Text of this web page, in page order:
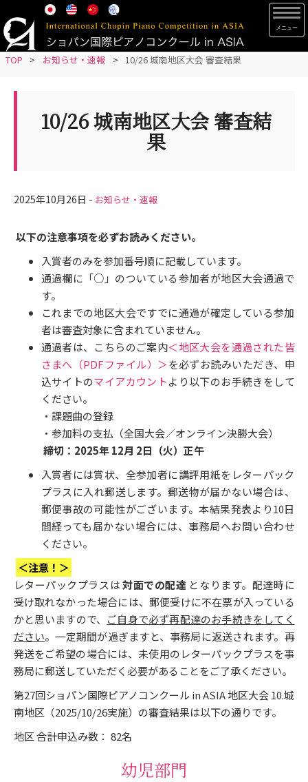
k
pTOP > お知らせ・速報 > 10/26 城南地区大会 審査結果
10/26 城南地区大会 審査結
果
2025年10月26日 - お知らせ・速報
以下の注意事項を必ずお読みください。
入賞者のみを参加番号順に記載しています。
通過欄に「○」のついている参加者が地区大会通過で
す。
これまでの地区大会ですでに通過が確定している参加
者は審査対象に含まれていません。
通過者は、こちらのご案内＜地区大会を通過された皆
さまへ（PDFファイル）＞を必ずお読みいただき、申
込サイトのマイアカウントより以下のお手続きをして
ください。
・課題曲の登録
・参加料の支払（全国大会／オンライン決勝大会）
締切：2025年 12月 2日（火）正午
入賞者には賞状、全参加者に講評用紙をレターパック
プラスに入れ郵送します。郵送物が届かない場合は、
郵便事故の可能性がございます。本結果発表より10日
間経っても届かない場合には、事務局へお問い合わせ
ください。
＜注意！＞
レターパックプラスは対面での配達 となります。配達時に
受け取れなかった場合には、郵便受けに不在票が入っている
かと思いますので、 ご自身で必ず再配達のお手続きをしてく
ださい。一定期間が過ぎますと、事務局に返送されます。再
発送をご希望の場合には、未使用のレターパックプラスを事
務局に郵送していただく必要があることをご了承ください。
第27回ショパン国際ピアノコンクール in ASIA 地区大会 10.城
南地区（2025/10/26実施）の審査結果は以下の通りです｡
地区 合計申込み数： 82名
幼児部門